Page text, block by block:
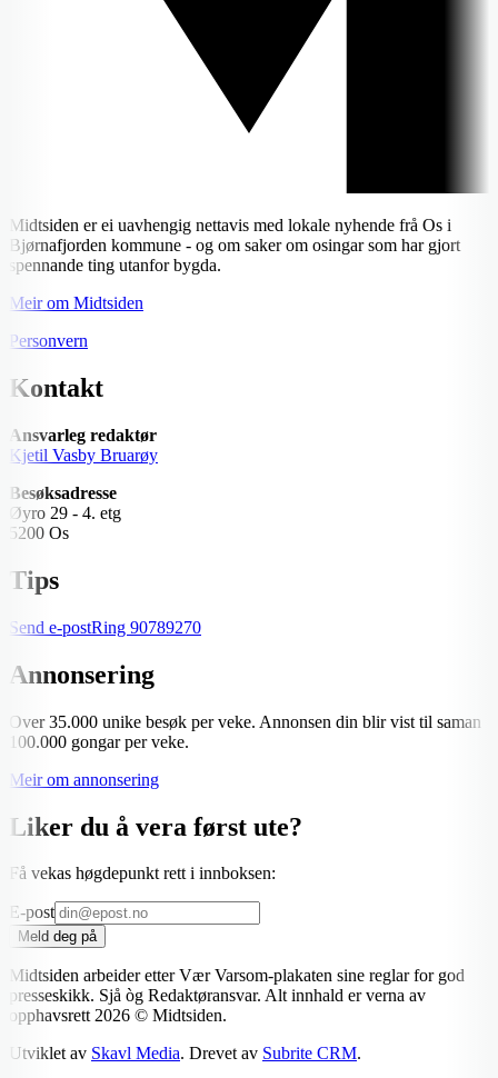
Midtsiden er ei uavhengig nettavis med lokale nyhende frå Os i
Bjørnafjorden kommune - og om saker om osingar som har gjort
spennande ting utanfor bygda.
Meir om Midtsiden
Personvern
Kontakt
Ansvarleg redaktør
Kjetil Vasby Bruarøy
Besøksadresse
Øyro 29 - 4. etg
5200 Os
Tips
Send e-postRing 90789270
Annonsering
Over 35.000 unike besøk per veke. Annonsen din blir vist til saman
100.000 gongar per veke.
Meir om annonsering
Liker du å vera først ute?
Få vekas høgdepunkt rett i innboksen:
E-post
Meld deg på
Midtsiden arbeider etter Vær Varsom-plakaten sine reglar for god
presseskikk. Sjå òg Redaktøransvar. Alt innhald er verna av
opphavsrett2026 © Midtsiden.
Utviklet av Skavl Media. Drevet av Subrite CRM.